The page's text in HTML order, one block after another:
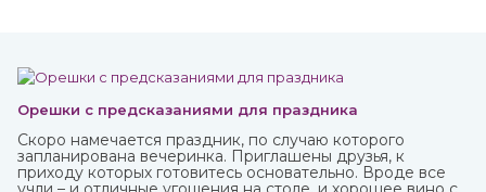
Орешки с предсказаниями для праздника
Скоро намечается праздник, по случаю которого
запланирована вечеринка. Приглашены друзья, к
приходу которых готовитесь основательно. Вроде все